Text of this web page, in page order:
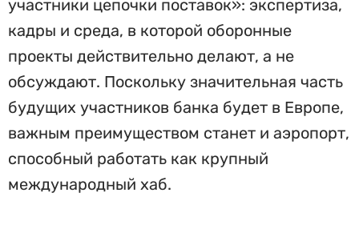
участники цепочки поставок»: экспертиза,
кадры и среда, в которой оборонные
проекты действительно делают, а не
обсуждают. Поскольку значительная часть
будущих участников банка будет в Европе,
важным преимуществом станет и аэропорт,
способный работать как крупный
международный хаб.